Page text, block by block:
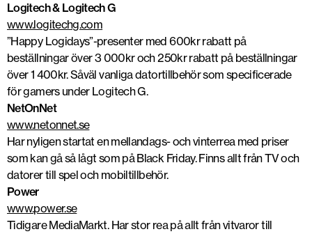
Logitech & Logitech G
www.logitechg.com
”Happy Logidays”-presenter med 600kr rabatt på
beställningar över 3 000kr och 250kr rabatt på beställningar
över 1 400kr. Såväl vanliga datortillbehör som specificerade
för gamers under Logitech G.
NetOnNet
www.netonnet.se
Har nyligen startat en mellandags- och vinterrea med priser
som kan gå så lågt som på Black Friday. Finns allt från TV och
datorer till spel och mobiltillbehör.
Power
www.power.se
Tidigare MediaMarkt. Har stor rea på allt från vitvaror till